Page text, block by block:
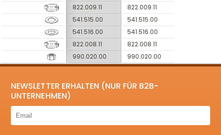
822.009.11
541.515.00
541.516.00
822.008.11
990.020.00
822.009.11
541.515.00
541.516.00
822.008.11
990.020.00
NEWSLETTER ERHALTEN (NUR FÜR B2B-
UNTERNEHMEN)